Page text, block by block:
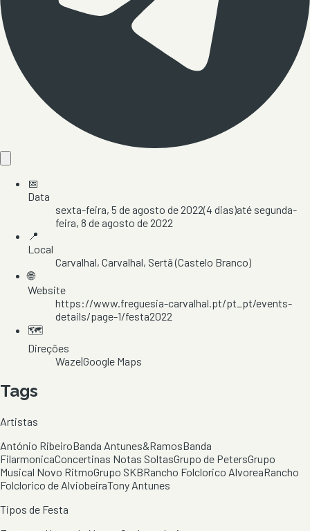
📅
Data
sexta-feira, 5 de agosto de 2022(4 dias)até segunda-
feira, 8 de agosto de 2022
📍
Local
Carvalhal, Carvalhal, Sertã(Castelo Branco)
🌐
Website
https://www.freguesia-carvalhal.pt/pt_pt/events-
details/page-1/festa2022
🗺️
Direções
Waze|Google Maps
Tags
Artistas
António RibeiroBanda Antunes&RamosBanda
FilarmonicaConcertinas Notas SoltasGrupo de PetersGrupo
Musical Novo RitmoGrupo SKBRancho Folclorico AlvoreaRancho
Folclorico de AlviobeiraTony Antunes
Tipos de Festa